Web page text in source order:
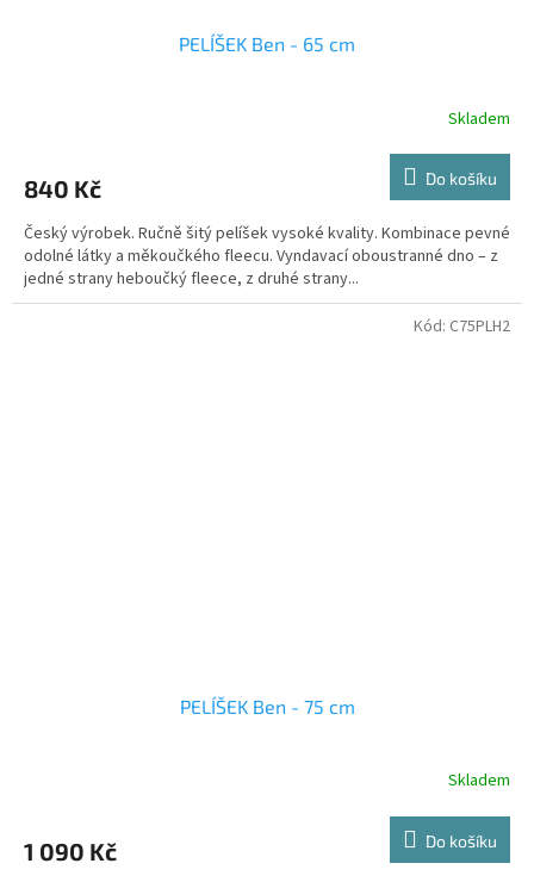
PELÍŠEK Ben - 65 cm
Skladem
840 Kč Do košíku
Český výrobek. Ručně šitý pelíšek vysoké kvality. Kombinace pevné
odolné látky a měkoučkého fleecu. Vyndavací oboustranné dno – z
jedné strany heboučký fleece, z druhé strany...
PELÍŠEK Ben - 75 cm
Skladem
1 090 Kč Do košíku
Kód: C75PLH2